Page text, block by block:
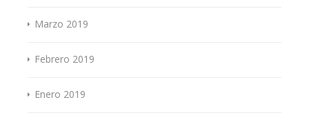
Marzo 2019
Febrero 2019
Enero 2019